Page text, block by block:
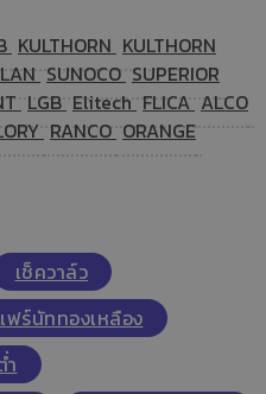
KULTHORN KULTHORN
SUNOCO SUPERIOR
LGB Elitech FLICA ALCO
RANCO ORANGE
เช็ควาล์ว
ฟร์นัททองเหลือง